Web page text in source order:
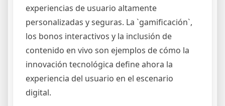
experiencias de usuario altamente
personalizadas y seguras. La `gamificación`,
los bonos interactivos y la inclusión de
contenido en vivo son ejemplos de cómo la
innovación tecnológica define ahora la
experiencia del usuario en el escenario
digital.